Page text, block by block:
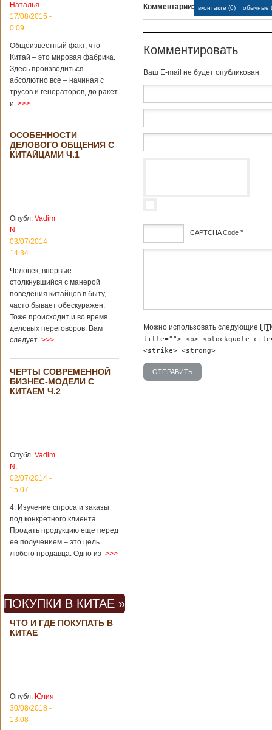
Китайским
археологам
обнаружить
крупнейший рудник
по добыче бирюзы
на территории
Уйгурского
автономного
Китая. Об этом
сообщает
агентство Синьхуа,
реликвий. Площадь
участка, на
котором добывали
бирюзу, составляет
квадратных
километров.
Сообщается, что
рудник состоит из
функциональных
Подробнее...
Опубликовано
для туристов
вещи в Китае
Традиции и
образ жизни
жителей Китая
вещах, которые
больше всего
удивляют туристов
в Поднебесной.
в метрополитене В
Пекине или
Шанхае терактов
не было, да и весь
Китай в этом
считается
государством. Но в
метрополитене
Шанхая или
Подробнее...
Опубликовано
родителей
появился их
ребенок. Выносила
малыша
Наталья
17/08/2015 -
0:09
Общеизвестный факт, что
Китай – это мировая фабрика.
Здесь производиться
абсолютно все – начиная с
трусов и генераторов, до ракет
и >>>
ОСОБЕННОСТИ
ДЕЛОВОГО ОБЩЕНИЯ С
КИТАЙЦАМИ Ч.1
Опубл. Vadim
N.
03/07/2014 -
14:34
Человек, впервые
столкнувшийся с манерой
поведения китайцев в быту,
часто бывает обескуражен.
Тоже происходит и во время
деловых переговоров. Вам
следует >>>
ЧЕРТЫ СОВРЕМЕННОЙ
БИЗНЕС-МОДЕЛИ С
КИТАЕМ Ч.2
Опубл. Vadim
N.
02/07/2014 -
15:07
4. Изучение спроса и заказы
под конкретного клиента.
Продать продукцию еще перед
ее получением – это цель
любого продавца. Одно из >>>
ПОКУПКИ В КИТАЕ »
ЧТО И ГДЕ ПОКУПАТЬ В
КИТАЕ
Опубл. Юлия
30/08/2018 -
13:08
Комментарии: вконтакте (0) обычные
Комментировать
Baш E-mail не будет опубликован
CAPTCHA Code *
Можно использовать следующие
title=""> <b> <blockquote
<strike> <strong>